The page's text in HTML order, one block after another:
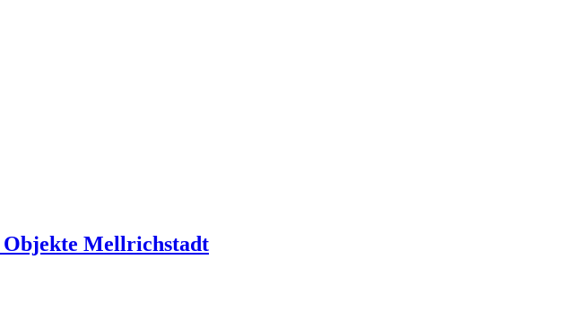
Objekte Mellrichstadt